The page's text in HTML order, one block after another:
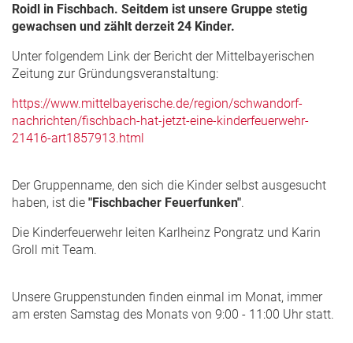
Roidl in Fischbach. Seitdem ist unsere Gruppe stetig
gewachsen und zählt derzeit 24 Kinder.
Unter folgendem Link der Bericht der Mittelbayerischen
Zeitung zur Gründungsveranstaltung:
https://www.mittelbayerische.de/region/schwandorf-
nachrichten/fischbach-hat-jetzt-eine-kinderfeuerwehr-
21416-art1857913.html
Der Gruppenname, den sich die Kinder selbst ausgesucht
haben, ist die "Fischbacher Feuerfunken".
Die Kinderfeuerwehr leiten Karlheinz Pongratz und Karin
Groll mit Team.
Unsere Gruppenstunden finden einmal im Monat, immer
am ersten Samstag des Monats von 9:00 - 11:00 Uhr statt.